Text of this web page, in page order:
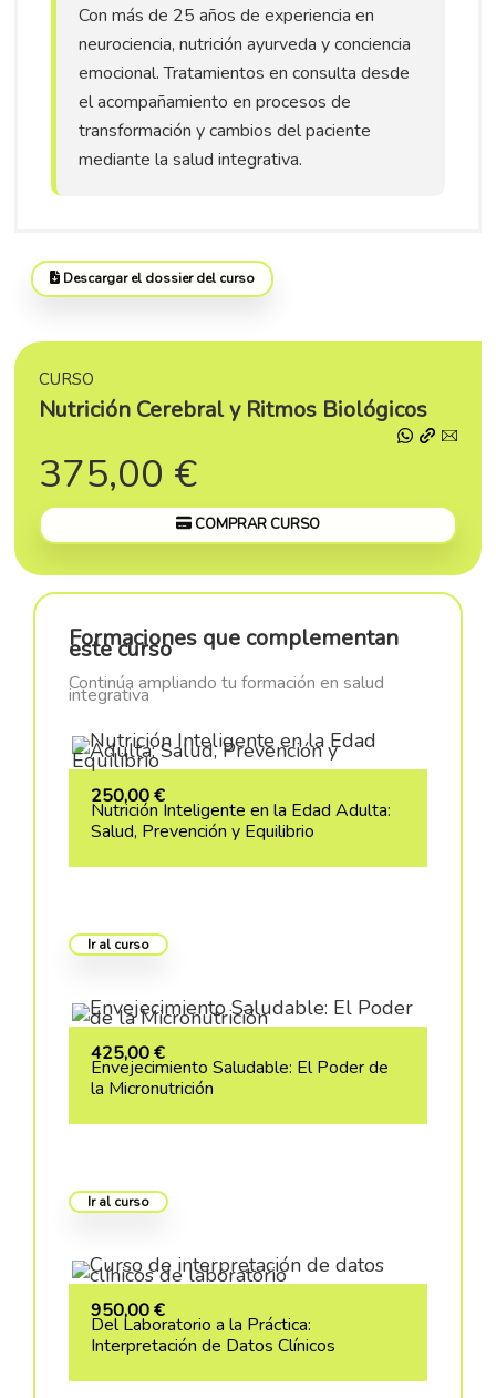
Con más de 25 años de experiencia en
neurociencia, nutrición ayurveda y conciencia
emocional. Tratamientos en consulta desde
el acompañamiento en procesos de
transformación y cambios del paciente
mediante la salud integrativa.
Descargar el dossier del curso
CURSO
Nutrición Cerebral y Ritmos Biológicos
375,00 €
COMPRAR CURSO
Formaciones que complementan
este curso
Continúa ampliando tu formación en salud
integrativa
250,00€
Nutrición Inteligente en la Edad Adulta:
Salud, Prevención y Equilibrio
Ir al curso
425,00€
Envejecimiento Saludable: El Poder de
la Micronutrición
Ir al curso
950,00€
Del Laboratorio a la Práctica:
Interpretación de Datos Clínicos